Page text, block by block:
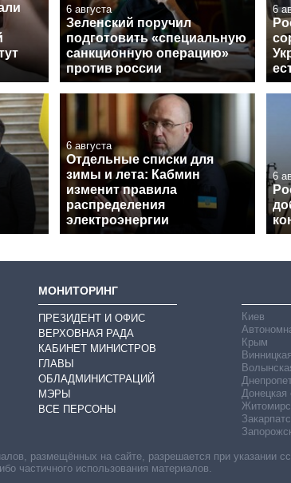
6 августа
Зеленский поручил
подготовить «специальную
санкционную операцию»
против россии
6
6 августа
Отдельные списки для
зимы и лета: Кабмин
изменит правила
распределения
электроэнергии
6
МОНИТОРИНГ
ПРЕЗИДЕНТ И ОФИС
ВЕРХОВНАЯ РАДА
КАБИНЕТ МИНИСТРОВ
ГЛАВЫ
ОБЛАДМИНИСТРАЦИЙ
МЭРЫ
ВСЕ ПЕРСОНЫ
Киев
Крым
Донецкая
размещённых на сайте, разрешается при указании
частичного использования материалов.